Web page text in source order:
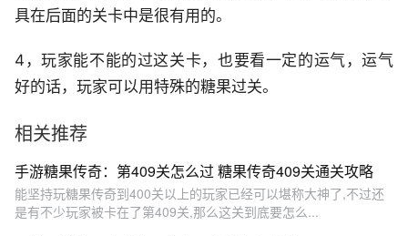
具在后面的关卡中是很有用的。
4，玩家能不能的过这关卡，也要看一定的运气，运气
好的话，玩家可以用特殊的糖果过关。
相关推荐
手游糖果传奇：第409关怎么过 糖果传奇409关通关攻略
能坚持玩糖果传奇到400关以上的玩家已经可以堪称大神了,不过还
是有不少玩家被卡在了第409关,那么这关到底要怎么...